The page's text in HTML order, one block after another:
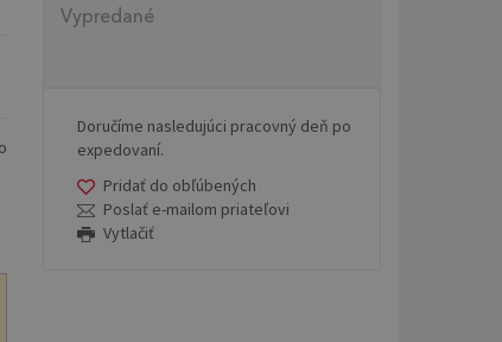
Vypredané
Doručíme nasledujúci pracovný deň po
expedovaní.
Pridať do obľúbených
Poslať e-mailom priateľovi
Vytlačiť